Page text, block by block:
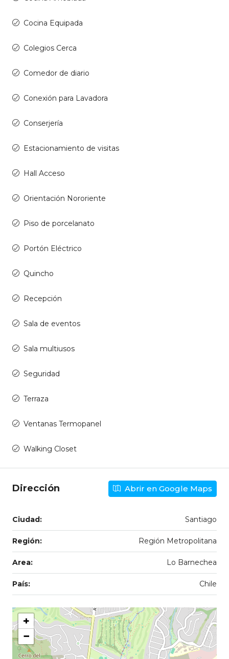
Cocina Equipada
Colegios Cerca
Comedor de diario
Conexión para Lavadora
Conserjería
Estacionamiento de visitas
Hall Acceso
Orientación Nororiente
Piso de porcelanato
Portón Eléctrico
Quincho
Recepción
Sala de eventos
Sala multiusos
Seguridad
Terraza
Ventanas Termopanel
Walking Closet
Dirección Abrir en Google Maps
Ciudad: Santiago
Región: Región Metropolitana
Area: Lo Barnechea
País: Chile
+
−